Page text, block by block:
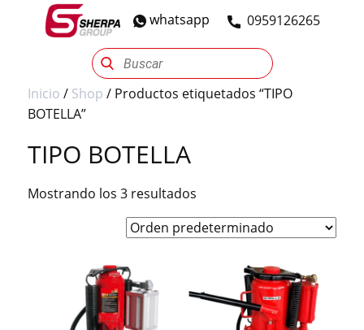
​0959126265
whatsapp
Sherpa Group Reencauche Automotriz
Inicio / Shop / Productos etiquetados “TIPO
BOTELLA”
TIPO BOTELLA
Mostrando los 3 resultados